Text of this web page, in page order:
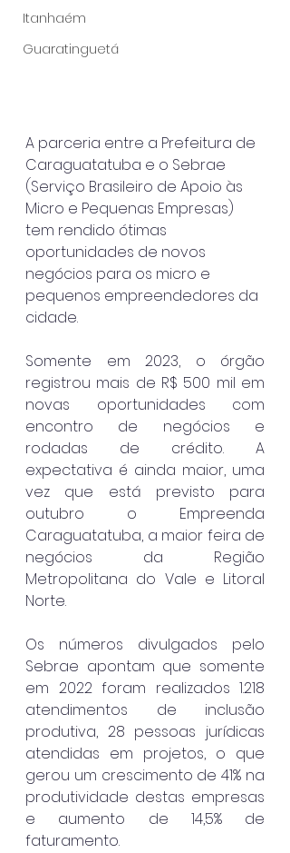
Itanhaém
Guaratinguetá
A parceria entre a Prefeitura de
Caraguatatuba e o Sebrae
(Serviço Brasileiro de Apoio às
Micro e Pequenas Empresas)
tem rendido ótimas
oportunidades de novos
negócios para os micro e
pequenos empreendedores da
cidade.
Somente em 2023, o órgão
registrou mais de R$ 500 mil em
novas oportunidades com
encontro de negócios e
rodadas de crédito. A
expectativa é ainda maior, uma
vez que está previsto para
outubro o Empreenda
Caraguatatuba, a maior feira de
negócios da Região
Metropolitana do Vale e Litoral
Norte.
Os números divulgados pelo
Sebrae apontam que somente
em 2022 foram realizados 1.218
atendimentos de inclusão
produtiva, 28 pessoas jurídicas
atendidas em projetos, o que
gerou um crescimento de 41% na
produtividade destas empresas
e aumento de 14,5% de
faturamento.